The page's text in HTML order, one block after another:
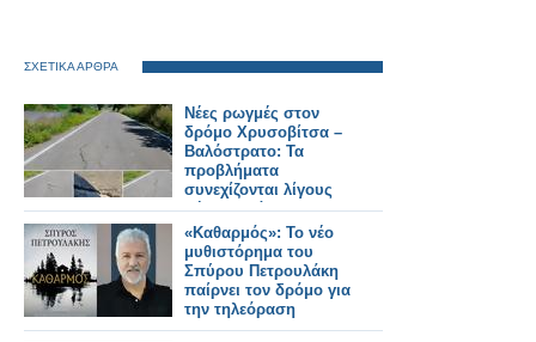
ΣΧΕΤΙΚΑ ΑΡΘΡΑ
Νέες ρωγμές στον
δρόμο Χρυσοβίτσα –
Βαλόστρατο: Τα
προβλήματα
συνεχίζονται λίγους
μήνες μετά την
ασφαλτόστρωση
«Καθαρμός»: Το νέο
μυθιστόρημα του
Σπύρου Πετρουλάκη
παίρνει τον δρόμο για
την τηλεόραση